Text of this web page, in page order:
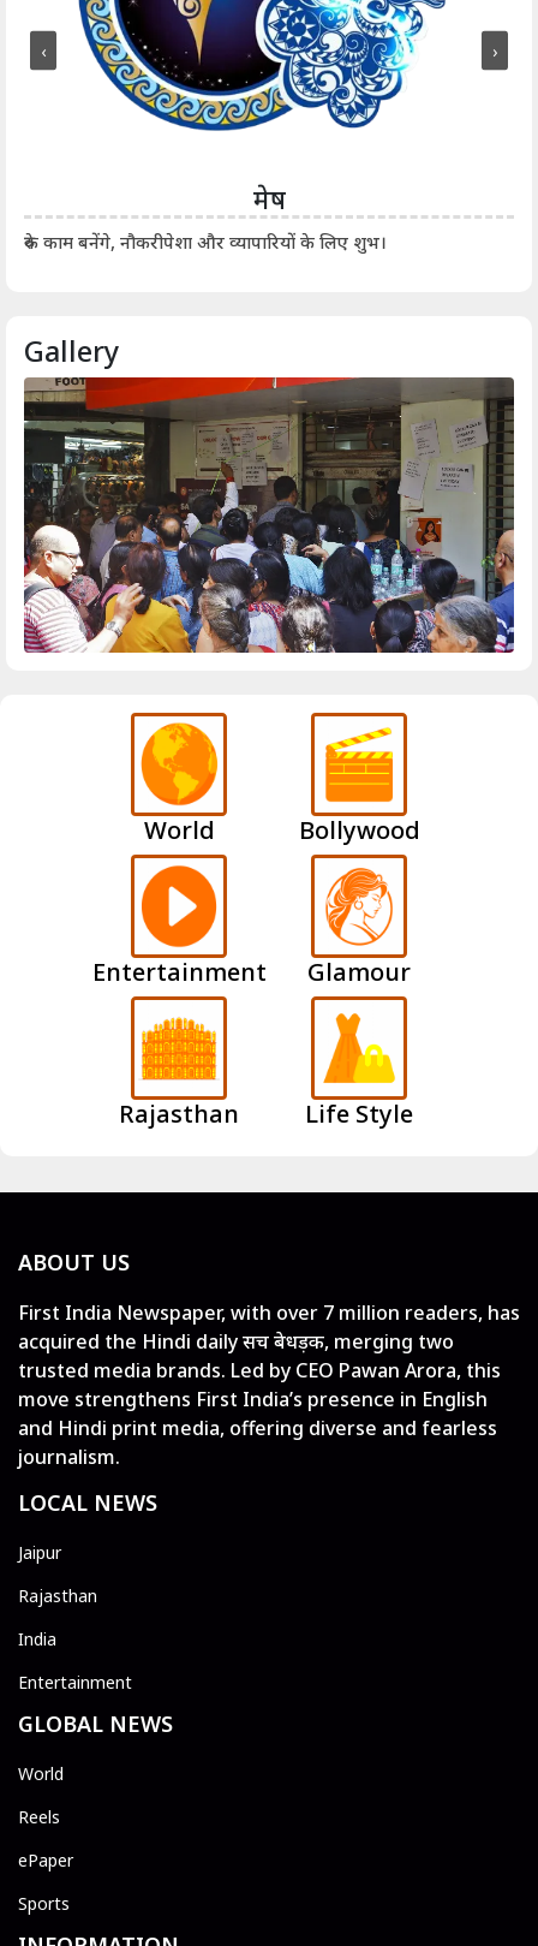
मेष
रुके काम बनेंगे, नौकरीपेशा और व्यापारियों के लिए शुभ।
‹ ›
Gallery
World Bollywood
Entertainment Glamour
Rajasthan Life Style
ABOUT US
First India Newspaper, with over 7 million readers, has
acquired the Hindi daily सच बेधड़क, merging two
trusted media brands. Led by CEO Pawan Arora, this
move strengthens First India’s presence in English
and Hindi print media, offering diverse and fearless
journalism.
LOCAL NEWS
Jaipur
Rajasthan
India
Entertainment
GLOBAL NEWS
World
Reels
ePaper
Sports